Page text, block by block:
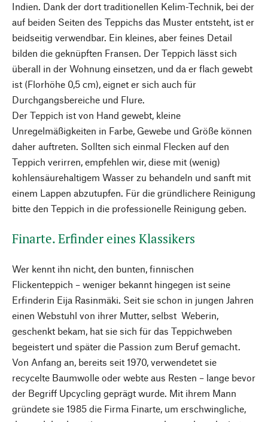
Indien. Dank der dort traditionellen Kelim-Technik, bei der
auf beiden Seiten des Teppichs das Muster entsteht, ist er
beidseitig verwendbar. Ein kleines, aber feines Detail
bilden die geknüpften Fransen. Der Teppich lässt sich
überall in der Wohnung einsetzen, und da er flach gewebt
ist (Florhöhe 0,5 cm), eignet er sich auch für
Durchgangsbereiche und Flure.
Der Teppich ist von Hand gewebt, kleine
Unregelmäßigkeiten in Farbe, Gewebe und Größe können
daher auftreten. Sollten sich einmal Flecken auf den
Teppich verirren, empfehlen wir, diese mit (wenig)
kohlensäurehaltigem Wasser zu behandeln und sanft mit
einem Lappen abzutupfen. Für die gründlichere Reinigung
bitte den Teppich in die professionelle Reinigung geben.
Finarte. Erfinder eines Klassikers
Wer kennt ihn nicht, den bunten, finnischen
Flickenteppich – weniger bekannt hingegen ist seine
Erfinderin Eija Rasinmäki. Seit sie schon in jungen Jahren
einen Webstuhl von ihrer Mutter, selbst Weberin,
geschenkt bekam, hat sie sich für das Teppichweben
begeistert und später die Passion zum Beruf gemacht.
Von Anfang an, bereits seit 1970, verwendetet sie
recycelte Baumwolle oder webte aus Resten – lange bevor
der Begriff Upcycling geprägt wurde. Mit ihrem Mann
gründete sie 1985 die Firma Finarte, um erschwingliche,